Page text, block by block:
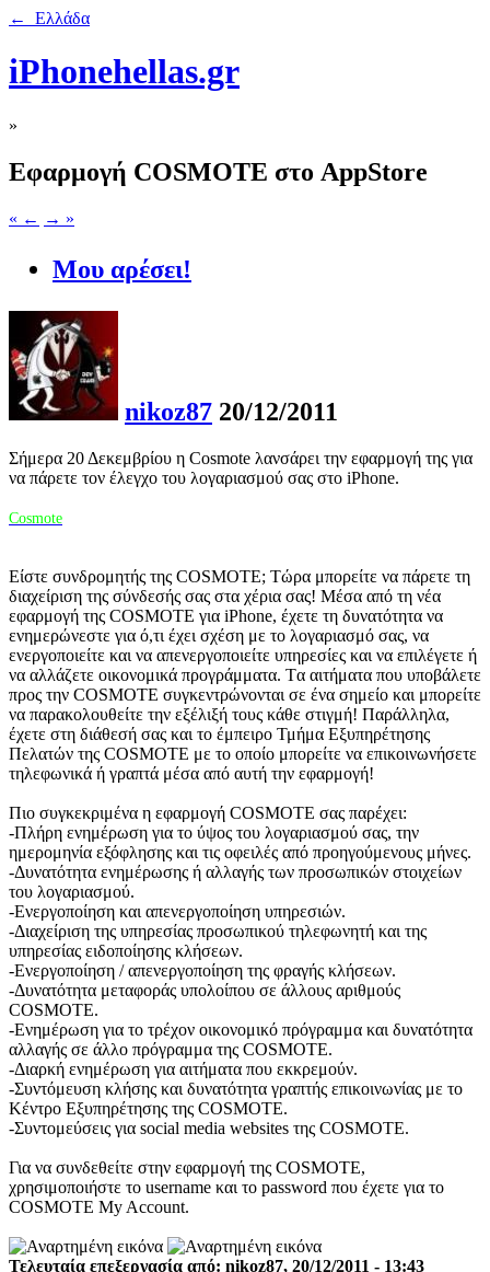
← Ελλάδα
iPhonehellas.gr
»
Εφαρμογή COSMOTE στο AppStore
« ← → »
Μου αρέσει!
nikoz87 20/12/2011
Σήμερα 20 Δεκεμβρίου η Cosmote λανσάρει την εφαρμογή της για
να πάρετε τον έλεγχο του λογαριασμού σας στο iPhone.
Cosmote
Είστε συνδρομητής της COSMOTE; Τώρα μπορείτε να πάρετε τη
διαχείριση της σύνδεσής σας στα χέρια σας! Μέσα από τη νέα
εφαρμογή της COSMOTE για iPhone, έχετε τη δυνατότητα να
ενημερώνεστε για ό,τι έχει σχέση με το λογαριασμό σας, να
ενεργοποιείτε και να απενεργοποιείτε υπηρεσίες και να επιλέγετε ή
να αλλάζετε οικονομικά προγράμματα. Tα αιτήματα που υποβάλετε
προς την COSMOTE συγκεντρώνονται σε ένα σημείο και μπορείτε
να παρακολουθείτε την εξέλιξή τους κάθε στιγμή! Παράλληλα,
έχετε στη διάθεσή σας και το έμπειρο Τμήμα Εξυπηρέτησης
Πελατών της COSMOTE με το οποίο μπορείτε να επικοινωνήσετε
τηλεφωνικά ή γραπτά μέσα από αυτή την εφαρμογή!
Πιο συγκεκριμένα η εφαρμογή COSMOTE σας παρέχει:
-Πλήρη ενημέρωση για το ύψος του λογαριασμού σας, την
ημερομηνία εξόφλησης και τις οφειλές από προηγούμενους μήνες.
-Δυνατότητα ενημέρωσης ή αλλαγής των προσωπικών στοιχείων
του λογαριασμού.
-Ενεργοποίηση και απενεργοποίηση υπηρεσιών.
-Διαχείριση της υπηρεσίας προσωπικού τηλεφωνητή και της
υπηρεσίας ειδοποίησης κλήσεων.
-Ενεργοποίηση / απενεργοποίηση της φραγής κλήσεων.
-Δυνατότητα μεταφοράς υπολοίπου σε άλλους αριθμούς
COSMOTE.
-Ενημέρωση για το τρέχον οικονομικό πρόγραμμα και δυνατότητα
αλλαγής σε άλλο πρόγραμμα της COSMOTE.
-Διαρκή ενημέρωση για αιτήματα που εκκρεμούν.
-Συντόμευση κλήσης και δυνατότητα γραπτής επικοινωνίας με το
Κέντρο Εξυπηρέτησης της COSMOTE.
-Συντομεύσεις για social media websites της COSMOTE.
Για να συνδεθείτε στην εφαρμογή της COSMOTE,
χρησιμοποιήστε το username και το password που έχετε για το
COSMOTE My Account.
Τελευταία επεξεργασία από: nikoz87, 20/12/2011 - 13:43